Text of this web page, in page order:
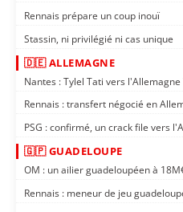
Rennais prépare un coup inouï
Stassin, ni privilégié ni cas unique
🇩🇪 ALLEMAGNE
Nantes : Tylel Tati vers l'Allemagne
Rennais : transfert négocié en
PSG : confirmé, un crack file vers
🇬🇵 GUADELOUPE
OM : un ailier guadeloupéen à
Rennais : meneur de jeu